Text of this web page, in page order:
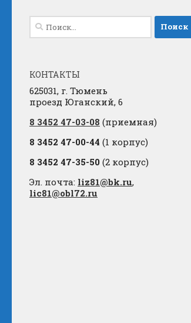
Найти:
КОНТАКТЫ
625031, г. Тюмень
проезд Юганский, 6
8 3452 47-03-08 (приемная)
8 3452 47-00-44 (1 корпус)
8 3452 47-35-50 (2 корпус)
Эл. почта: liz81@bk.ru,
lic81@obl72.ru